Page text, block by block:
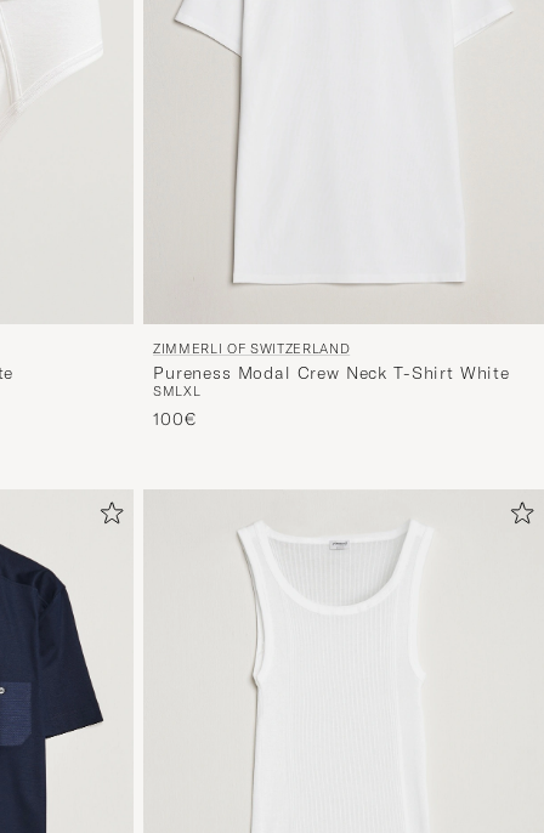
ZIMMERLI OF SWITZERLAND
Pureness Modal Crew Neck T-Shirt White
SMLXL
100€